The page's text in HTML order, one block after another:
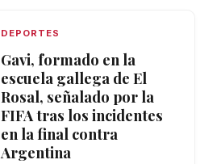
DEPORTES
Gavi, formado en la
escuela gallega de El
Rosal, señalado por la
FIFA tras los incidentes
en la final contra
Argentina